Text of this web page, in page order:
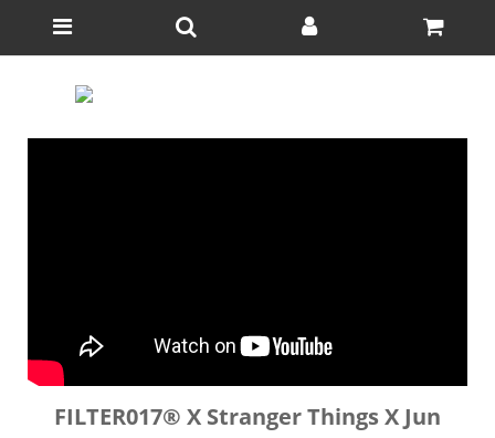
FILTER017® X Stranger Things X Jun